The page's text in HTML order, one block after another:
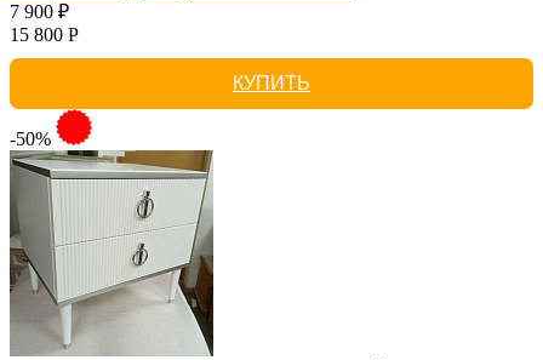
7 900 ₽
15 800 Р
КУПИТЬ
-50%